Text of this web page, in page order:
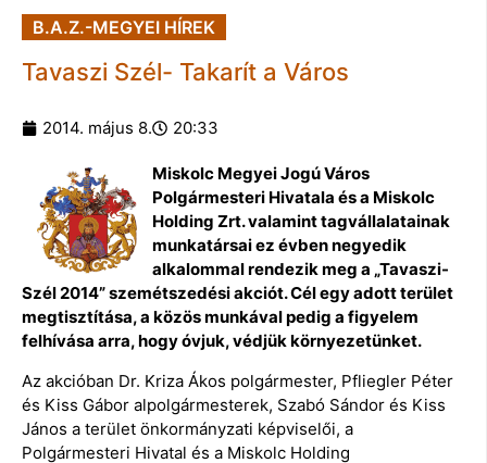
B.A.Z.-MEGYEI HÍREK
Tavaszi Szél- Takarít a Város
2014. május 8. 20:33
Miskolc Megyei Jogú Város
Polgármesteri Hivatala és a Miskolc
Holding Zrt. valamint tagvállalatainak
munkatársai ez évben negyedik
alkalommal rendezik meg a „Tavaszi-
Szél 2014” szemétszedési akciót. Cél egy adott terület
megtisztítása, a közös munkával pedig a figyelem
felhívása arra, hogy óvjuk, védjük környezetünket.
Az akcióban Dr. Kriza Ákos polgármester, Pfliegler Péter
és Kiss Gábor alpolgármesterek, Szabó Sándor és Kiss
János a terület önkormányzati képviselői, a
Polgármesteri Hivatal és a Miskolc Holding